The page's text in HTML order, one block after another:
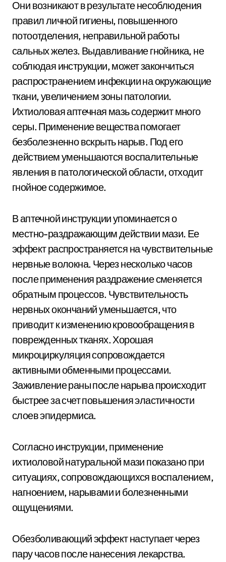
Они возникают в результате несоблюдения
правил личной гигиены, повышенного
потоотделения, неправильной работы
сальных желез. Выдавливание гнойника, не
соблюдая инструкции, может закончиться
распространением инфекции на окружающие
ткани, увеличением зоны патологии.
Ихтиоловая аптечная мазь содержит много
серы. Применение вещества помогает
безболезненно вскрыть нарыв. Под его
действием уменьшаются воспалительные
явления в патологической области, отходит
гнойное содержимое.
В аптечной инструкции упоминается о
местно-раздражающим действии мази. Ее
эффект распространяется на чувствительные
нервные волокна. Через несколько часов
после применения раздражение сменяется
обратным процессов. Чувствительность
нервных окончаний уменьшается, что
приводит к изменению кровообращения в
поврежденных тканях. Хорошая
микроциркуляция сопровождается
активными обменными процессами.
Заживление раны после нарыва происходит
быстрее за счет повышения эластичности
слоев эпидермиса.
Согласно инструкции, применение
ихтиоловой натуральной мази показано при
ситуациях, сопровождающихся воспалением,
нагноением, нарывами и болезненными
ощущениями.
Обезболивающий эффект наступает через
пару часов после нанесения лекарства.